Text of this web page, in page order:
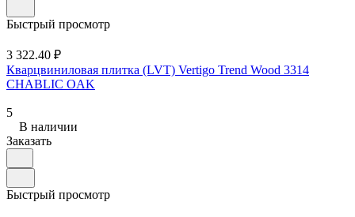
Быстрый просмотр
3 322.40 ₽
Кварцвиниловая плитка (LVT) Vertigo Trend Wood 3314
CHABLIC OAK
5
В наличии
Заказать
Быстрый просмотр